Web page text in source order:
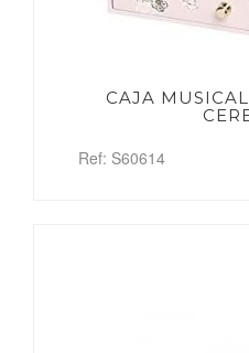
CAJA
Ref: S60614
PALABRAS